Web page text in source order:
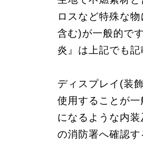
ロスなど特殊な
含む)が一般的で
炎』は上記でも
ディスプレイ(装
使用することが
になるような内
の消防署へ確認